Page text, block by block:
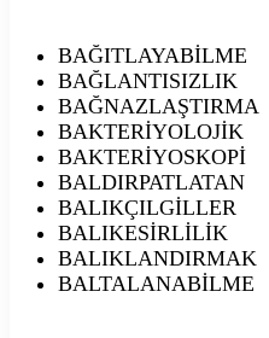
BAĞITLAYABİLME
BAĞLANTISIZLIK
BAĞNAZLAŞTIRMA
BAKTERİYOLOJİK
BAKTERİYOSKOPİ
BALDIRPATLATAN
BALIKÇILGİLLER
BALIKESİRLİLİK
BALIKLANDIRMAK
BALTALANABİLME